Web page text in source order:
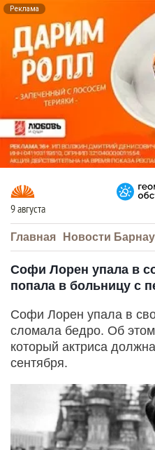
Реклама
9 августа
Главная Новости
Софи Лорен упала в
попала в больницу с
Софи Лорен упала в
сломала бедро. Об
который актриса
сентября.